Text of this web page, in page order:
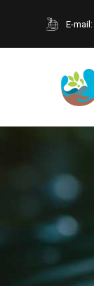
E-mail: